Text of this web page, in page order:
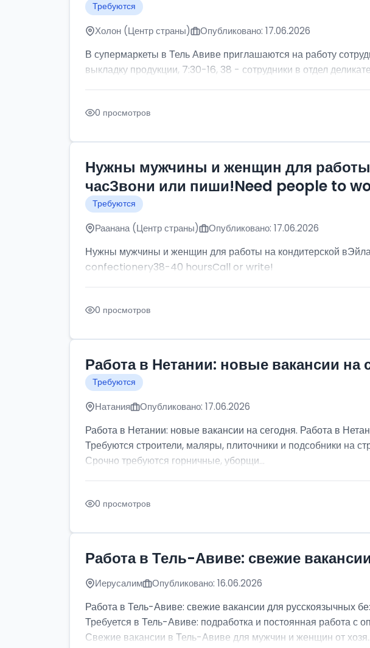
Требуются
Холон (Центр страны) Опубликовано: 17.06.2026
В супермаркеты в Тель Авиве приглашаются на работу
выкладку продукции, 7:30-16, 38 - сотрудники в отдел
0 просмотров
Нужны мужчины и женщин для
часЗвони или пиши!Need people to
Требуются
Раанана (Центр страны) Опубликовано: 17.06.2026
Нужны мужчины и женщин для работы на кондитерской
confectionery38-40 hoursCall or write!
0 просмотров
Работа в Нетании: новые вакансии на
Требуются
Натания Опубликовано: 17.06.2026
Работа в Нетании: новые вакансии на сегодня. Работа в
Требуются строители, маляры, плиточники и подсобники на
Срочно требуются горничные, уборщи...
0 просмотров
Работа в Тель-Авиве: свежие
Иерусалим Опубликовано: 16.06.2026
Работа в Тель-Авиве: свежие вакансии для русскоязычных
Требуется в Тель-Авиве: подработка и постоянная работа с
Свежие вакансии в Тель-Авиве для мужчин и женщин от